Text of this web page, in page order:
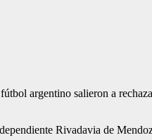
argentino salieron a
Rivadavia de